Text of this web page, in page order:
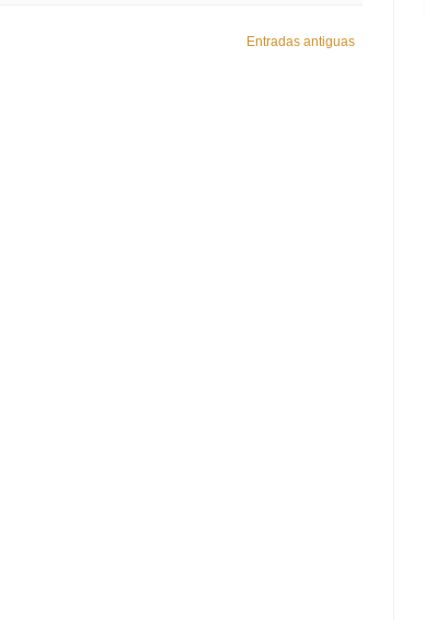
Entradas antiguas